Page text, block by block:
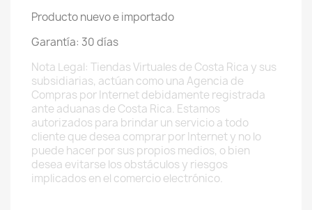
Producto nuevo e importado
Garantía: 30 días
Nota Legal: Tiendas Virtuales de Costa Rica y sus
subsidiarias, actúan como una Agencia de
Compras por Internet debidamente registrada
ante aduanas de Costa Rica. Estamos
autorizados para brindar un servicio a todo
cliente que desea comprar por Internet y no lo
puede hacer por sus propios medios, o bien
desea evitarse los obstáculos y riesgos
implicados en el comercio electrónico.